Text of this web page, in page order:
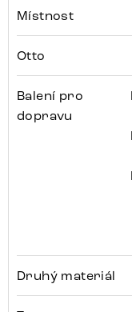
Místnost
Otto
Balení pro
dopravu
Druhý materiál